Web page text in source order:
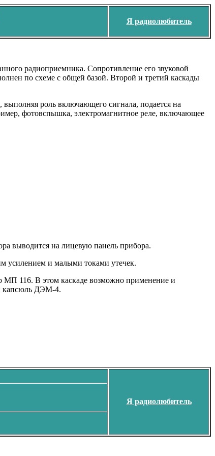
Я радиолюбитель
радиоприемника. Сопротивление его звуковой
по схеме с общей базой. Второй и третий каскады
выполняя роль включающего сигнала, подается на
фотовспышка, электромагнитное реле, включающее
выводится на лицевую панель прибора.
усилением и малыми токами утечек.
МП 116. В этом каскаде возможно применение и
капсюль ДЭМ-4.
Я радиолюбитель